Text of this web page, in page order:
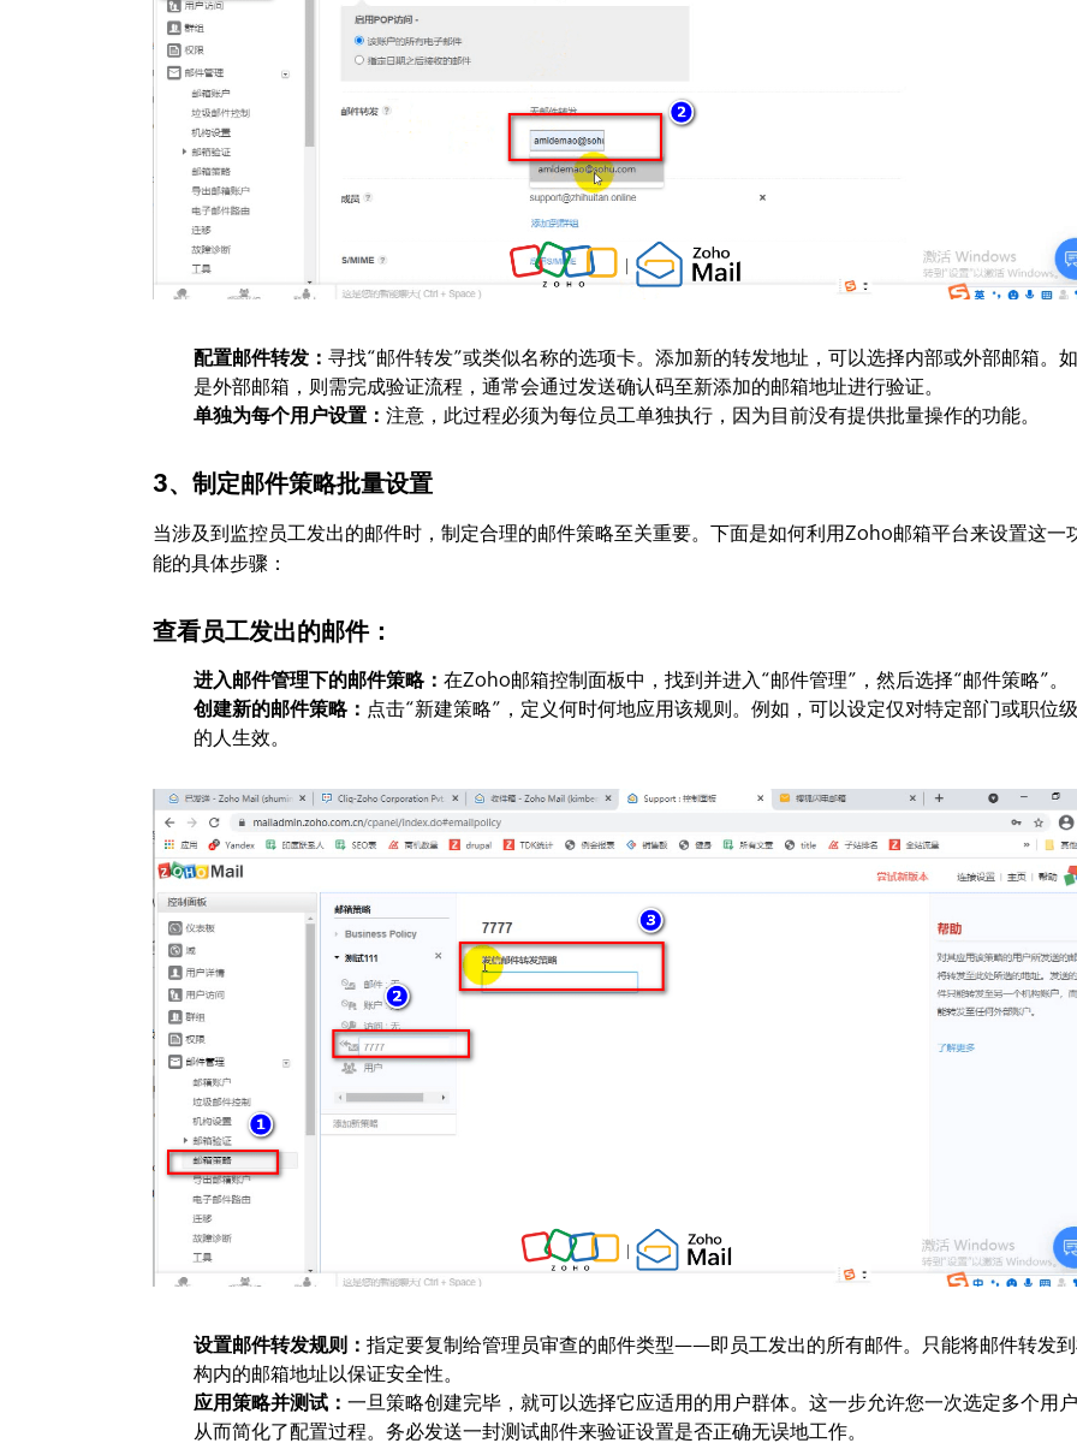
配置邮件转发：寻找“邮件转发”或类似名称的选项卡。添加新的转发地址，可以选择内部或外部邮箱。
是外部邮箱，则需完成验证流程，通常会通过发送确认码至新添加的邮箱地址进行验证。
单独为每个用户设置：注意，此过程必须为每位员工单独执行，因为目前没有提供批量操作的功能。
3、制定邮件策略批量设置
当涉及到监控员工发出的邮件时，制定合理的邮件策略至关重要。下面是如何利用Zoho邮箱平台来设置这一
能的具体步骤：
查看员工发出的邮件：
进入邮件管理下的邮件策略：在Zoho邮箱控制面板中，找到并进入“邮件管理”，然后选择“邮件策略”。
创建新的邮件策略： 点击“新建策略”，定义何时何地应用该规则。例如，可以设定仅对特定部门或职位
的人生效。
设置邮件转发规则：指定要复制给管理员审查的邮件类型——即员工发出的所有邮件。只能将邮件转发
构内的邮箱地址以保证安全性。
应用策略并测试：一旦策略创建完毕，就可以选择它应适用的用户群体。这一步允许您一次选定多个用
从而简化了配置过程。务必发送一封测试邮件来验证设置是否正确无误地工作。